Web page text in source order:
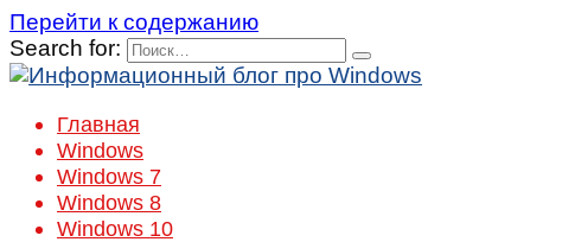
Перейти к содержанию
Search for:
Главная
Windows
Windows 7
Windows 8
Windows 10